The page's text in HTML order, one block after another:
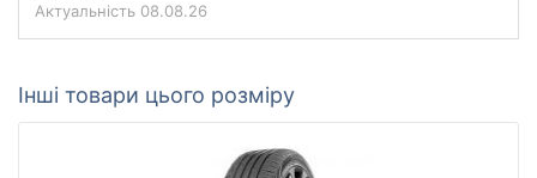
Актуальність 08.08.26
Інші товари цього розміру